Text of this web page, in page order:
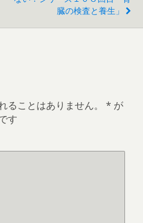
臓の検査と養生」
ることはありません。 * が
す